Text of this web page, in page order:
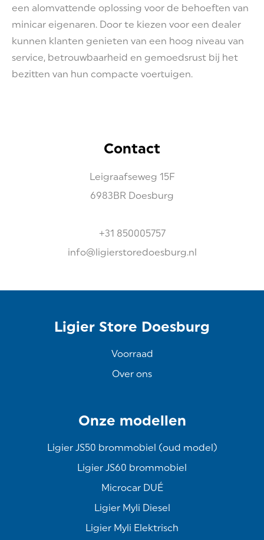
een alomvattende oplossing voor de behoeften van
minicar eigenaren. Door te kiezen voor een dealer
kunnen klanten genieten van een hoog niveau van
service, betrouwbaarheid en gemoedsrust bij het
bezitten van hun compacte voertuigen.
Contact
Leigraafseweg 15F
6983BR Doesburg
+31 850005757
info@ligierstoredoesburg.nl
Ligier Store Doesburg
Voorraad
Over ons
Onze modellen
Ligier JS50 brommobiel (oud model)
Ligier JS60 brommobiel
Microcar DUÉ
Ligier Myli Diesel
Ligier Myli Elektrisch